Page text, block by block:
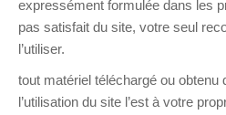
expressément formulée dans les
pas satisfait du site, votre seul
l’utiliser.
tout matériel téléchargé ou obtenu
l’utilisation du site l’est à votre